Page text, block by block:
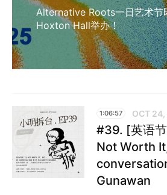
Alternative Roots一日艺术节
Hoxton Hall举办！
1:06:57 OCT
#39. [英语
Not Worth
Gunawan